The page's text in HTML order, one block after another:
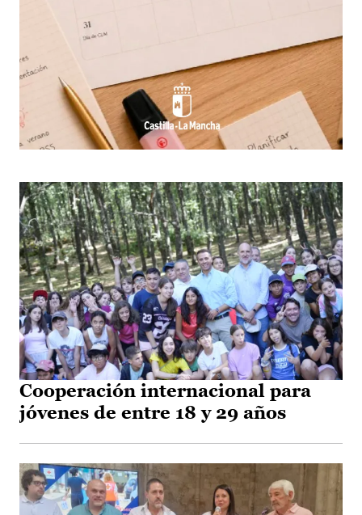
Cooperación internacional para
jóvenes de entre 18 y 29 años